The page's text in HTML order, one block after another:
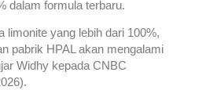
dalam formula terbaru.
limonite yang lebih dari 100%,
pabrik HPAL akan mengalami
Widhy kepada CNBC